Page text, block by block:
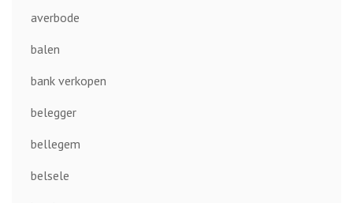
averbode
balen
bank verkopen
belegger
bellegem
belsele